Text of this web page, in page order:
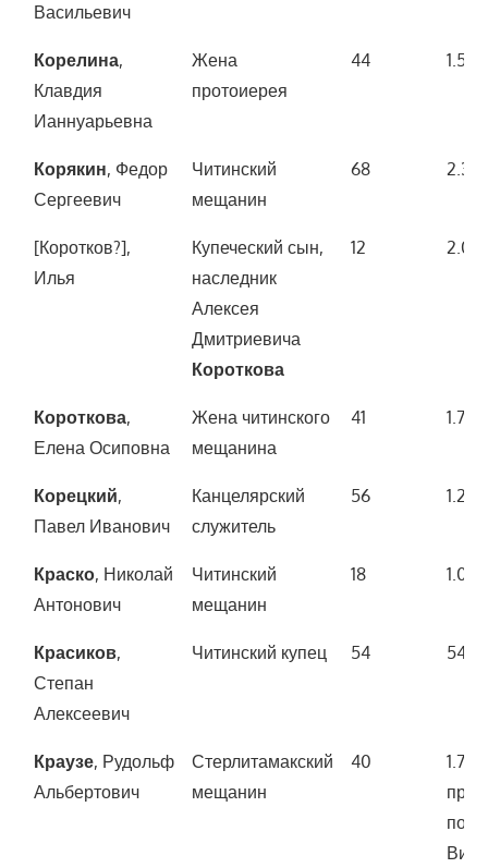
Васильевич
Корелина,
Клавдия
Ианнуарьевна
Жена
протоиерея
44 1.500
Корякин, Федор
Сергеевич
Читинский
мещанин
68
[Коротков?],
Илья
Купеческий сын,
наследник
Алексея
Дмитриевича
Короткова
12
Короткова,
Елена Осиповна
Жена читинского
мещанина
41 1.700
Корецкий,
Павел Иванович
Канцелярский
служитель
56 1.200
Краско, Николай
Антонович
Читинский
мещанин
18 1.000
Красиков,
Степан
Алексеевич
Читинский купец 54
Краузе, Рудольф
Альбертович
Стерлитамакский
мещанин
40